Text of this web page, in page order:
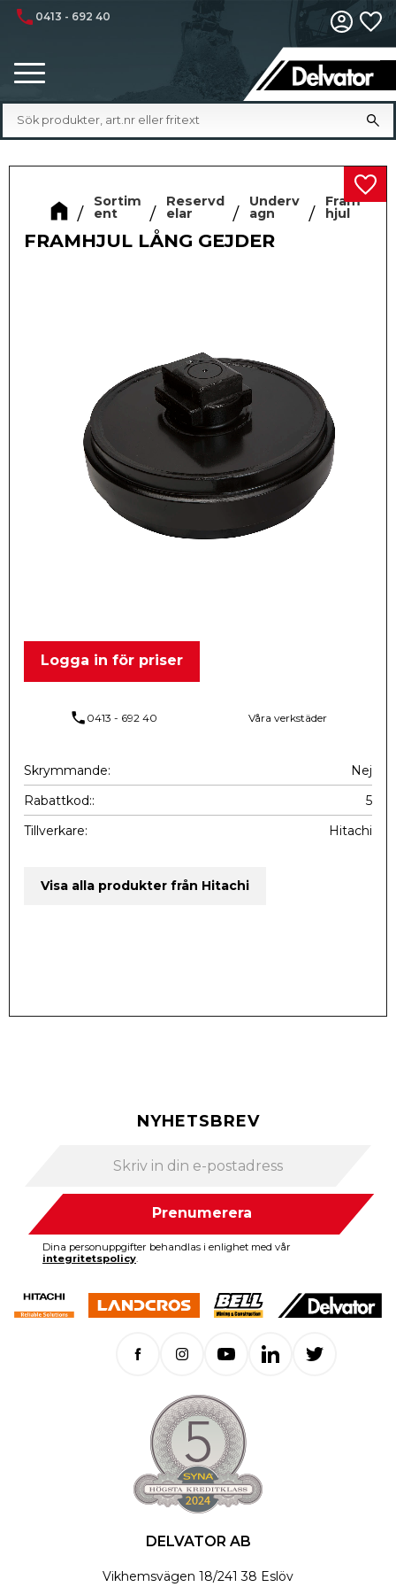
phone 0413 - 692 40
Sortim
ent
Reservd
elar
Underv
agn
Fram
hjul
FRAMHJUL LÅNG GEJDER
Logga in för priser
phone 0413 - 692 40 Våra verkstäder
Skrymmande
Nej
Rabattkod:
5
Tillverkare
Hitachi
Visa alla produkter från Hitachi
NYHETSBREV
Prenumerera
Dina personuppgifter behandlas i enlighet med vår
integritetspolicy.
DELVATOR AB
Vikhemsvägen 18/241 38 Eslöv